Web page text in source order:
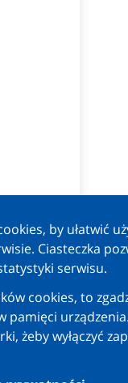
by ułatwić
Ciasteczka
serwisu.
cookies, to
pamięci
żeby wyłączyć